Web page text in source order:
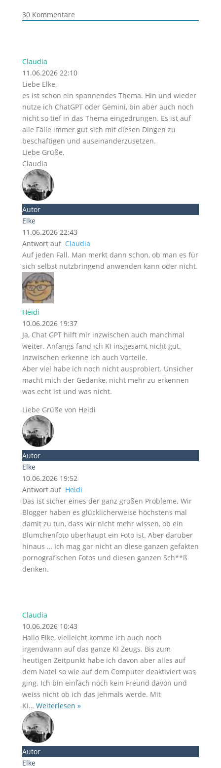
30Kommentare
Claudia
11.06.2026 22:10
Liebe Elke,
es ist schon ein spannendes Thema. Hin und wieder
nutze ich ChatGPT oder Gemini, bin aber auch noch
nicht so tief in das Thema eingedrungen. Es ist auf
alle Fälle immer gut sich mit diesen Dingen zu
beschäftigen und auseinanderzusetzen.
Liebe Grüße,
Claudia
Autor
Elke
11.06.2026 22:43
Antwort auf Claudia
Auf jeden Fall. Man merkt dann schon, ob man es für
sich selbst nutzbringend anwenden kann oder nicht.
Heidi
10.06.2026 19:37
Ja, Chat GPT hilft mir inzwischen auch manchmal
weiter. Anfangs fand ich KI insgesamt nicht gut.
Inzwischen erkenne ich auch Vorteile.
Aber viel habe ich noch nicht ausprobiert. Unsicher
macht mich der Gedanke, nicht mehr zu erkennen
was echt ist und was nicht.
Liebe Grüße von Heidi
Autor
Elke
10.06.2026 19:52
Antwort auf Heidi
Das ist sicher eines der ganz großen Probleme. Wir
Blogger haben es glücklicherweise höchstens mal
damit zu tun, dass wir nicht mehr wissen, ob ein
Blümchenfoto überhaupt ein Foto ist. Aber darüber
hinaus … Ich mag gar nicht an diese ganzen gefakten
pornografischen Fotos und diesen ganzen Sch**ß
denken.
Claudia
10.06.2026 10:43
Hallo Elke, vielleicht komme ich auch noch
irgendwann auf das ganze KI Zeugs. Bis zum
heutigen Zeitpunkt habe ich davon aber alles auf
dem Natel so wie auf dem Computer deaktiviert was
ging. Ich bin einfach noch kein Freund davon und
weiss nicht ob ich das jehmals werde. Mit
KI… Weiterlesen »
Autor
Elke